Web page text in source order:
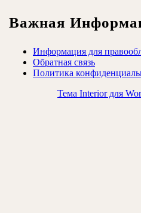
Важная
Информация для
Обратная связь
Политика
Тема Interior для